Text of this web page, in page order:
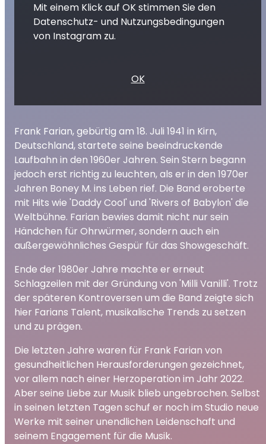
Mit einem Klick auf OK stimmen Sie den
Datenschutz- und Nutzungsbedingungen
von Instagram zu.
OK
Frank Farian, gebürtig am 18. Juli 1941 in Kirn,
Deutschland, startete seine beeindruckende
Laufbahn in den 1960er Jahren. Sein Stern begann
jedoch erst richtig zu leuchten, als er in den 1970er
Jahren Boney M. ins Leben rief. Die Band eroberte
mit Hits wie 'Daddy Cool' und 'Rivers of Babylon' die
Weltbühne. Farian bewies damit nicht nur sein
Händchen für Ohrwürmer, sondern auch ein
außergewöhnliches Gespür für das Showgeschäft.
Ende der 1980er Jahre machte er erneut
Schlagzeilen mit der Gründung von 'Milli Vanilli'. Trotz
der späteren Kontroversen um die Band zeigte sich
hier Farians Talent, musikalische Trends zu setzen
und zu prägen.
Die letzten Jahre waren für Frank Farian von
gesundheitlichen Herausforderungen gezeichnet,
vor allem nach einer Herzoperation im Jahr 2022.
Aber seine Liebe zur Musik blieb ungebrochen. Selbst
in seinen letzten Tagen schuf er noch im Studio neue
Werke mit seiner unendlichen Leidenschaft und
seinem Engagement für die Musik.